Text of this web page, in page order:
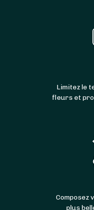
Limitez le
fleurs et
Composez
plus